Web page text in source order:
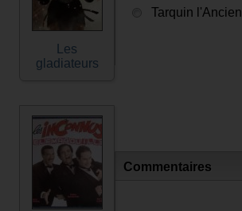
Les
gladiateurs
Tarquin l'Ancien
Commentaires